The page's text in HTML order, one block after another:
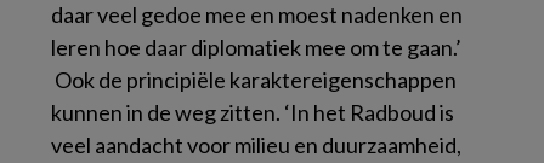
daar veel gedoe mee en moest nadenken en
leren hoe daar diplomatiek mee om te gaan.’
Ook de principiële karaktereigenschappen
kunnen in de weg zitten. ‘In het Radboud is
veel aandacht voor milieu en duurzaamheid,